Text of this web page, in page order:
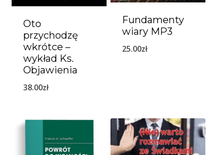
Oto
przychodzę
wkrótce –
wykład Ks.
Objawienia
38.00zł
Fundamenty
wiary MP3
25.00zł